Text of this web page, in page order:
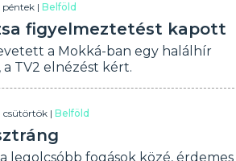
péntek |Belföld
figyelmeztetést kapott
a Mokká-ban egy halálhír
a TV2 elnézést kért.
csütörtök |Belföld
legolcsóbb fogások közé, érdemes